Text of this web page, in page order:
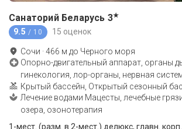
Санаторий Беларусь 3★
9.5 / 10 15 оценок
Сочи ·466 м до Черного моря
Опорно-двигательный аппарат, органы
гинекология, лор-органы, нервная
Крытый бассейн, Открытый сезонный
Лечение водами Мацесты, лечебные
озера, озонотерапия
1-мест. (разм. в 2-мест.) делюкс, главн. корп.